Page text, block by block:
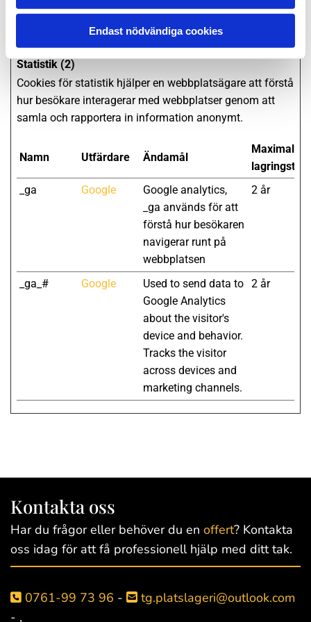
Endast nödvändiga cookies
cookies.
Statistik (2)
Cookies för statistik hjälper en webbplatsägare att förstå
hur besökare interagerar med webbplatser genom att
samla och rapportera in information anonymt.
Namn Utfärdare Ändamål
Maximal
lagringstid
_ga
Google
Google analytics,
_ga används för att
förstå hur besökaren
navigerar runt på
webbplatsen
2 år
_ga_# Google
Used to send data to
Google Analytics
about the visitor's
device and behavior.
Tracks the visitor
across devices and
marketing channels.
2 år
Kontakta oss
Har du frågor eller behöver du en offert? Kontakta
oss idag för att få professionell hjälp med ditt tak.
 0761-99 73 96 -  tg.platslageri@outlook.com
- ,